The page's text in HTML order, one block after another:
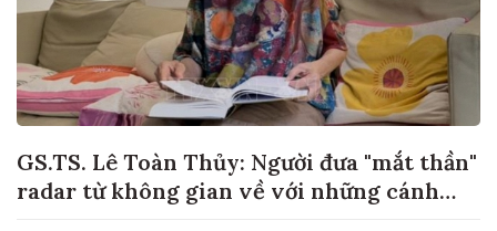
GS.TS. Lê Toàn Thủy: Người đưa "mắt thần"
radar từ không gian về với những cánh